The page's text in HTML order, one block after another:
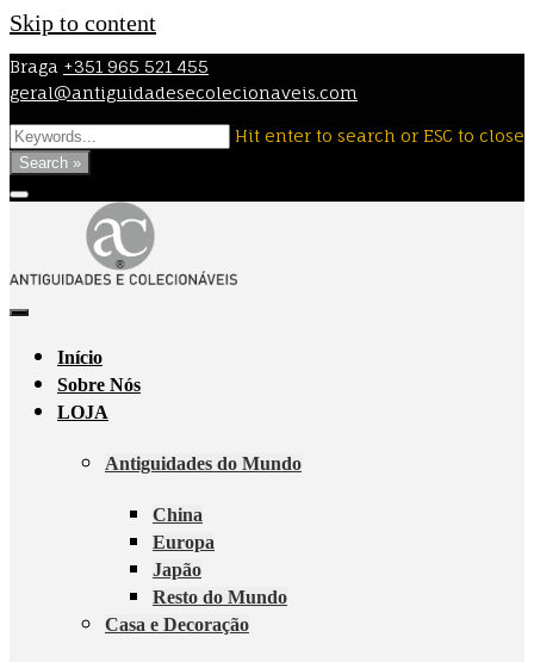
Skip to content
Braga +351 965 521 455
geral@antiguidadesecolecionaveis.com
Hit enter to search or ESC to close
Search »
Início
Sobre Nós
LOJA
Antiguidades do Mundo
China
Europa
Japão
Resto do Mundo
Casa e Decoração